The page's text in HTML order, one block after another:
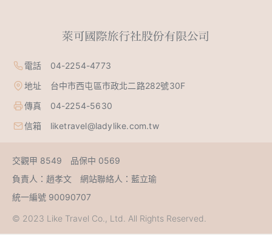
信箱 liketravel@ladylike.com.tw
交觀甲 8549 品保中 0569
負責人：趙孝文 網站聯絡人：藍立瑜
統一編號 90090707
© 2023 Like Travel Co., Ltd. All Rights Reserved.